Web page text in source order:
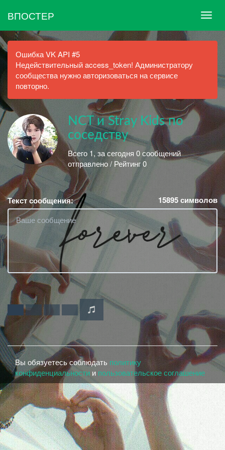
ВПОСТЕР
Ошибка VK API #5
Недействительный access_token! Администратору
сообщества нужно авторизоваться на сервисе
повторно.
NCT и Stray Kids по
соседству
Всего 1, за сегодня 0 сообщений
отправлено / Рейтинг 0
Текст сообщения: 15895символов
Вы обязуетесь соблюдать политику
конфиденциальности и пользовательское соглашение